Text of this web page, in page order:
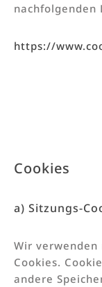
nachfolgenden
https://
Cookies
a) Sitzungs-
Wir
Cookies.
andere